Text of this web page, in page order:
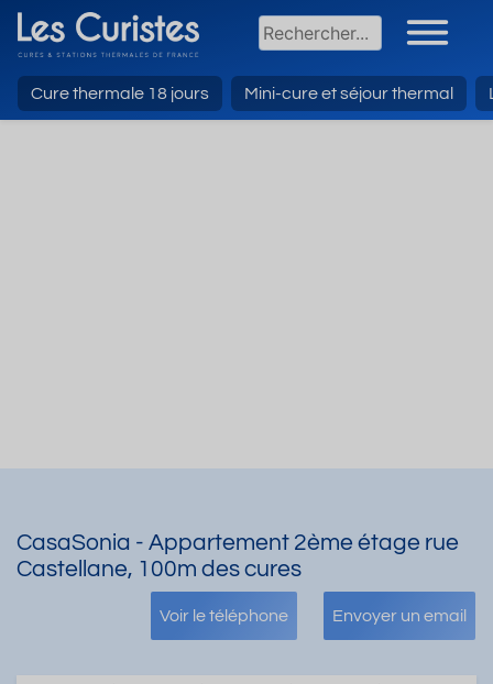
Cure thermale 18 jours Mini-cure et séjour thermal
CasaSonia - Appartement 2ème étage rue
Castellane, 100m des cures
Voir le téléphone Envoyer un email